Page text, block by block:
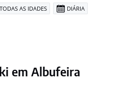
AS IDADES DIÁRIA
em Albufeira